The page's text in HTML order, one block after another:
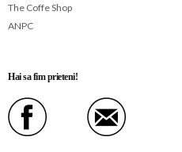
The Coffe Shop
ANPC
Hai sa fim prieteni!